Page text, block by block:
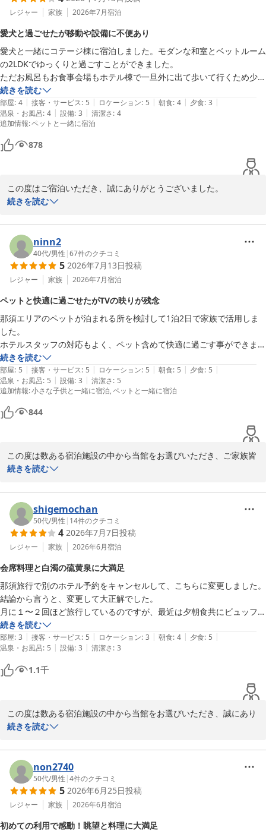
またのお越しを心よりお待ち申し上げております。
この度は誠にありがとうございました。
ホテルラフォーレ那須
ホテルラフォーレ那須
2026-07-27
だいたご意見は今後の施設運営や設備改善の参考とさせていただき
貴重なご意見をお寄せいただき、ありがとうございました。
また那須へお越しの際は、ぜひ当館自慢の白濁した硫黄泉をお楽し
みいただければ幸いです。スタッフ一同、心よりお待ち申し上げて
おります。
ホテルラフォーレ那須
ホテルラフォーレ那須
レジャー 家族 2026年7月宿泊
愛犬と過ごせたが移動や設備に不便あり
愛犬と一緒にコテージ棟に宿泊しました。モダンな和室とベットルーム
の2LDKでゆっくりと過ごすことができました。
ただお風呂もお食事会場もホテル棟で一旦外に出て歩いて行くため少し
不便です。
バルコニーにテーブルと椅子があったのですが、バルコニーに出る網戸
が動かず断念。建物や建て付け等は古いですが、清掃は行き届いている
と思います。
温泉も乳白色で硫黄の匂いがして気持ち良かったです。
食事は量が少ないので男性や育ち盛りの子供には足りなかったです。
続きを読む
部屋: 4 | 接客・サービス: 5 | ロケーション: 5 | 朝食: 4 | 夕食: 3 |
温泉・お風呂: 4 | 設備: 3 | 清潔さ: 4
追加情報:ペットと一緒に宿泊
878
この度はご宿泊いただき、誠にありがとうございました。
りがとうございます。
お部屋では、モダンな和室とベッドルームでゆっくりとお過ごしい
ただけたとのこと、大変嬉しく拝読いたしました。また、清掃や当
館自慢の白濁した硫黄泉につきましてもお褒めのお言葉をいただ
一方で、コテージからホテル棟のお風呂やお食事会場までのご移動
につきましては、ご不便をおかけし申し訳ございませんでした。ま
た、バルコニーの網戸が動かず、ご利用いただけなかったことにつ
きましても、ご迷惑をおかけしましたことをお詫び申し上げます。
いただいたご指摘は、設備の点検・改善に活かしてまいります。
お食事につきましても、内容にはご満足いただけましたでしょう
か。量が少なく感じられ、特に男性や育ち盛りのお子様には物足り
なかったとの貴重なご意見をありがとうございます。今後のメニュ
これからも、ご家族皆様と愛犬に快適にお過ごしいただけるホテル
を目指し、サービス・設備の向上に努めてまいります。
また那須へお越しの際は、ぜひ当館をご利用くださいませ。スタッ
フ一同、心よりお待ち申し上げております。
ホテルラフォーレ那須
ホテルラフォーレ那須
2026-07-14
続きを読む
ninn2
40代/男性 |67件のクチコミ
5 2026年7月13日投稿
レジャー 家族 2026年7月宿泊
ペットと快適に過ごせたがTVの映りが残念
那須エリアのペットが泊まれる所を検討して1泊2日で家族で活用しま
した。
ホテルスタッフの対応もよく、ペット含めて快適に過ごす事ができまし
た。
お部屋のTVが受信電波が弱く？途中で映像が止まってしまい不自由は
ありましたが、トータルでは満足度の高い利用となりました。
続きを読む
部屋: 5 | 接客・サービス: 5 | ロケーション: 5 | 朝食: 5 | 夕食: 5 |
温泉・お風呂: 5 | 設備: 3 | 清潔さ: 5
追加情報:小さな子供と一緒に宿泊 ペットと一緒に宿泊
844
この度は数ある宿泊施設の中から当館をお選びいただき、ご家族皆
様と大切な愛犬とのご旅行にご利用いただきまして、誠にありがと
スタッフの対応につきまして温かいお言葉を頂戴し、ご家族皆様と
愛犬にも快適にお過ごしいただけたとのこと、大変嬉しく拝読いた
しました。
像が途切れてしまい、ご不便をおかけし誠に申し訳ございませんで
した。いただいたご指摘をもとに、設備の点検・確認を行い、快適
にご利用いただける環境づくりに努めてまいります。
そのような中でも、「トータルでは満足度の高い利用」とのお言葉
をいただき、大変光栄に存じます。
これからも、愛犬とご家族皆様が安心して快適にお過ごしいただけ
るホテルを目指し、サービス・設備の向上に努めてまいります。
また那須へお越しの際は、ぜひ当館をご利用くださいませ。スタッ
フ一同、心よりお待ち申し上げております。
ホテルラフォーレ那須
2026-07-14
続きを読む
shigemochan
50代/男性 | 14件のクチコミ
4 2026年7月7日投稿
レジャー 家族 2026年6月宿泊
会席料理と白濁の硫黄泉に大満足
那須旅行で別のホテル予約をキャンセルして、こちらに変更しました。
結論から言うと、変更して大正解でした。
月に１〜２回ほど旅行しているのですが、最近は夕朝食共にビュッフェ
のホテルばかりだったので、会席コースで落ち着いて食べることができ
て＆ビュッフェ料理には無い料理のクオリティの高さを感じることがで
き、大大大満足でした。私たちは、たまたま個室での夕食だったのです
が、ちょうど食べ終わった頃にタイミング良く一品一品提供していただ
けたことも、とても良かったです。
ホテルの方は皆様とても丁寧な接客で空調やご飯のお代わりなど常にお
気遣いいただき、気分良く滞在することが出来ました。本当にありがと
うございました。
続きを読む
部屋: 3 | 接客・サービス: 5 | ロケーション: 3 | 朝食: 4 | 夕食: 5 |
温泉・お風呂: 5 | 設備: 3 | 清潔さ: 3
1.1千
この度は数ある宿泊施設の中から当館をお選びいただき、誠にあり
がとうございました。
また、ご予約されていた別のホテルから当館へご変更いただき、
「変更して大正解でした」とのお言葉を頂戴できましたこと、大変
光栄に存じます。
普段はビュッフェスタイルのお食事をご利用されることが多い中、
質に「大大大満足」とのお言葉をいただけましたことは、調理スタ
続きを読む
non2740
50代/男性 |4件のクチコミ
5 2026年6月25日投稿
レジャー 家族 2026年6月宿泊
初めての利用で感動！眺望と料理に大満足